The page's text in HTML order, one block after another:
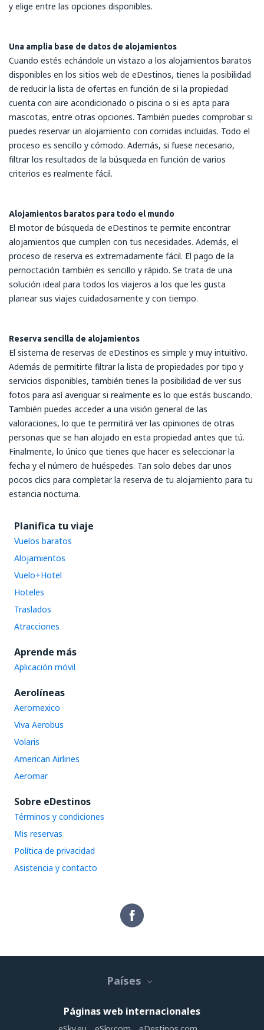
y elige entre las opciones disponibles.
Una amplia base de datos de alojamientos
Cuando estés echándole un vistazo a los alojamientos baratos
disponibles en los sitios web de eDestinos, tienes la posibilidad
de reducir la lista de ofertas en función de si la propiedad
cuenta con aire acondicionado o piscina o si es apta para
mascotas, entre otras opciones. También puedes comprobar si
puedes reservar un alojamiento con comidas incluidas. Todo el
proceso es sencillo y cómodo. Además, si fuese necesario,
filtrar los resultados de la búsqueda en función de varios
criterios es realmente fácil.
Alojamientos baratos para todo el mundo
El motor de búsqueda de eDestinos te permite encontrar
alojamientos que cumplen con tus necesidades. Además, el
proceso de reserva es extremadamente fácil. El pago de la
pernoctación también es sencillo y rápido. Se trata de una
solución ideal para todos los viajeros a los que les gusta
planear sus viajes cuidadosamente y con tiempo.
Reserva sencilla de alojamientos
El sistema de reservas de eDestinos es simple y muy intuitivo.
Además de permitirte filtrar la lista de propiedades por tipo y
servicios disponibles, también tienes la posibilidad de ver sus
fotos para así averiguar si realmente es lo que estás buscando.
También puedes acceder a una visión general de las
valoraciones, lo que te permitirá ver las opiniones de otras
personas que se han alojado en esta propiedad antes que tú.
Finalmente, lo único que tienes que hacer es seleccionar la
fecha y el número de huéspedes. Tan solo debes dar unos
pocos clics para completar la reserva de tu alojamiento para tu
estancia nocturna.
Planifica tu viaje
Vuelos baratos
Alojamientos
Vuelo+Hotel
Hoteles
Traslados
Atracciones
Aprende más
Aplicación móvil
Aerolíneas
Aeromexico
Viva Aerobus
Volaris
American Airlines
Aeromar
Sobre eDestinos
Términos y condiciones
Mis reservas
Política de privacidad
Asistencia y contacto
Países
Páginas web internacionales